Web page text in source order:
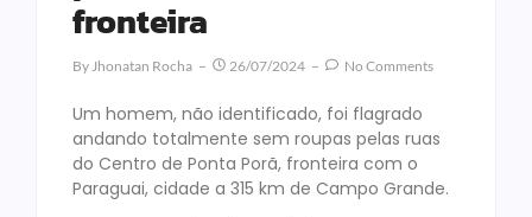
fronteira
ByJhonatan Rocha 26/07/2024 No Comments
Um homem, não identificado, foi flagrado
andando totalmente sem roupas pelas ruas
do Centro de Ponta Porã, fronteira com o
Paraguai, cidade a 315 km de Campo Grande.